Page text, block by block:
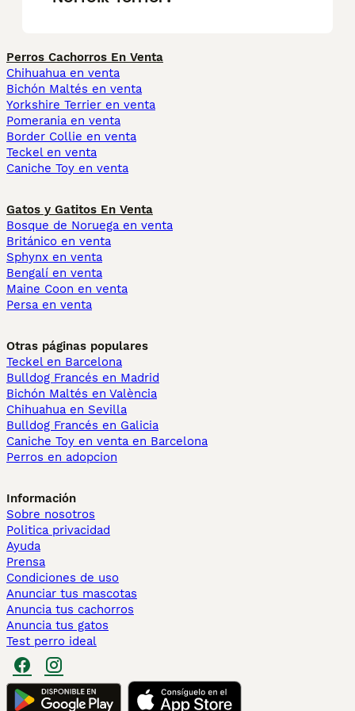
Perros Cachorros En Venta
Chihuahua en venta
Bichón Maltés en venta
Yorkshire Terrier en venta
Pomerania en venta
Border Collie en venta
Teckel en venta
Caniche Toy en venta
Gatos y Gatitos En Venta
Bosque de Noruega en venta
Británico en venta
Sphynx en venta
Bengalí en venta
Maine Coon en venta
Persa en venta
Otras páginas populares
Teckel en Barcelona
Bulldog Francés en Madrid
Bichón Maltés en València
Chihuahua en Sevilla
Bulldog Francés en Galicia
Caniche Toy en venta en Barcelona
Perros en adopcion
Información
Sobre nosotros
Politica privacidad
Ayuda
Prensa
Condiciones de uso
Anunciar tus mascotas
Anuncia tus cachorros
Anuncia tus gatos
Test perro ideal